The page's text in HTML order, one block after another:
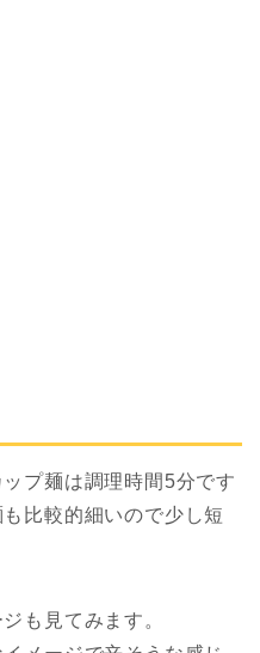
プ麺は調理時間5分です
比較的細いので少し短
も見てみます。